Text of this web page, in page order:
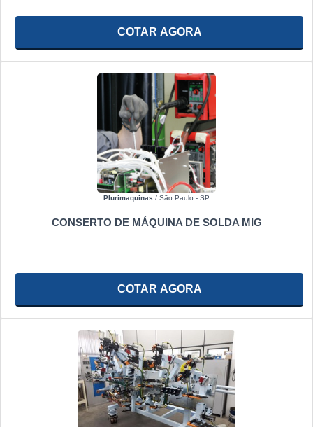
COTAR AGORA
Plurimaquinas / São Paulo - SP
CONSERTO DE MÁQUINA DE SOLDA MIG
COTAR AGORA